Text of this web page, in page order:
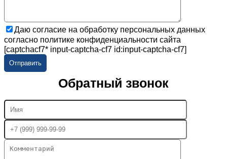
Даю согласие на обработку персональных данных
согласно политике конфиденциальности сайта
[captchacf7* input-captcha-cf7 id:input-captcha-cf7]
Обратный звонок